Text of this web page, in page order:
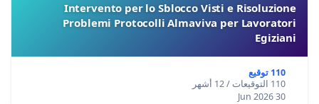
Intervento per lo Sblocco Visti e Risoluzione
Problemi Protocolli Almaviva per Lavoratori
Egiziani
110 توقيع
110 التوقيعات / 12 أشهر
30 Jun 2026